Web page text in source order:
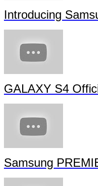
Introducing
GALAXY S4
Samsung PREMIERE